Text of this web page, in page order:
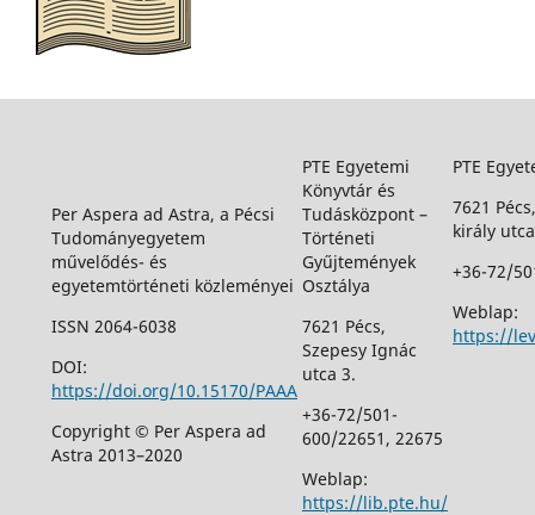
Per Aspera ad Astra, a Pécsi
Tudományegyetem
művelődés- és
egyetemtörténeti közleményei
ISSN 2064-6038
DOI:
https://doi.org/10.15170/PAAA
Copyright © Per Aspera ad
Astra 2013–2020
PTE Egyetemi
Könyvtár és
Tudásközpont –
Történeti
Gyűjtemények
Osztálya
7621 Pécs,
Szepesy Ignác
utca 3.
+36-72/501-
600/22651, 22675
Weblap:
https://lib.pte.hu/
PTE
7621
király
+36-72/
Weblap:
https://